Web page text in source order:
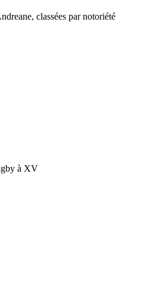
, classées par notoriété
à XV